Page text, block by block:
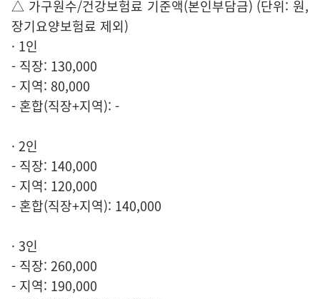
△ 가구원수/건강보험료 기준액(본인부담금) (단위: 원,
장기요양보험료 제외)
· 1인
- 직장: 130,000
- 지역: 80,000
- 혼합(직장+지역): -
· 2인
- 직장: 140,000
- 지역: 120,000
- 혼합(직장+지역): 140,000
· 3인
- 직장: 260,000
- 지역: 190,000